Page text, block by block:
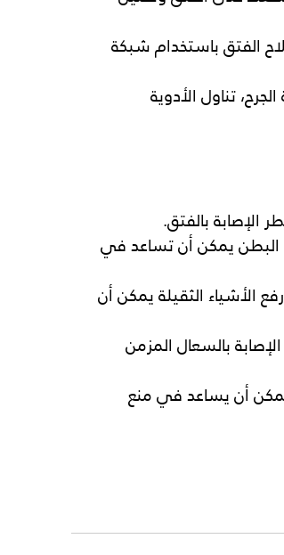
الفتق باستخدام شبكة
تناول الأدوية
بالفتق.
البطن يمكن أن تساعد في
الأشياء الثقيلة يمكن أن
بالسعال المزمن
يمكن أن يساعد في منع